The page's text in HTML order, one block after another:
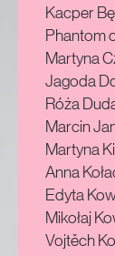
Kacper
Phantom
Martyna
Jagoda
Róża
Marcin
Martyna
Anna
Edyta
Mikołaj
Vojtěch